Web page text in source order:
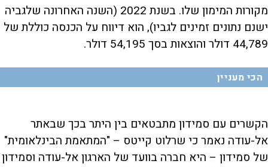
מקורות המימון שלו. בשנת 2022 (השנה האחרונה שלגביה
ישנם נתונים זמינים לגביו), הוא דיווח על הכנסה כוללת של
44,789 דולר והוצאות בסך 54,195 דולר.
הכי מעניין
הקשרים עם סמידון מתבטאים בין היתר בכך שבאתר
אל-עודה נאמר כי שרלוט קייטס – "המתאמת הבינלאומית"
של סמידון – היא חברה בוועד של הארגון אל-עודה וסמידון